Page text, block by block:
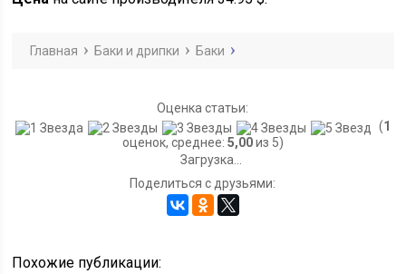
Главная Баки и дрипки Баки
Оценка статьи:
(1
оценок, среднее: 5,00из 5)
Загрузка...
Поделиться с друзьями:
Похожие публикации: